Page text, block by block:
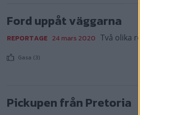
Ford uppåt väggarna
REPORTAGE 24 mars 2020 Två olika
Gasa (3)
Pickupen från Pretoria